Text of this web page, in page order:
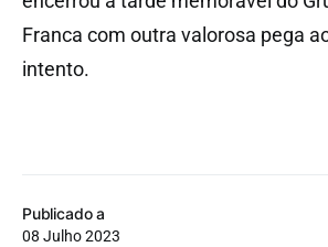
Publicado a
08 Julho 2023
Franca com outra valorosa pega
intento.